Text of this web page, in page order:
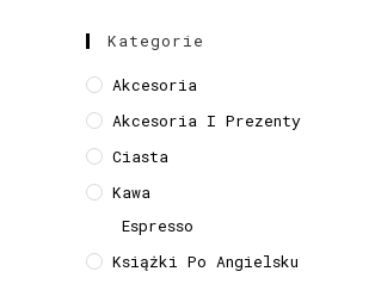
Kategorie
Akcesoria
Akcesoria I Prezenty
Ciasta
Kawa
Espresso
Książki Po Angielsku